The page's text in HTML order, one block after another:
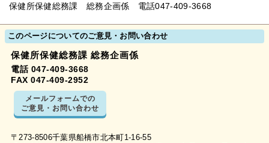
保健所保健総務課 総務企画係 電話047-409-3668
このページについてのご意見・お問い合わせ
保健所保健総務課 総務企画係
電話 047-409-3668
FAX 047-409-2952
メールフォームでの
ご意見・お問い合わせ
〒273-8506千葉県船橋市北本町1-16-55